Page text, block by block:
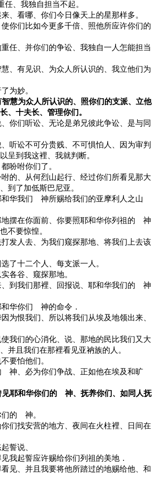
、我独自担当不起。
、看哪、你们今日像天上的星那样多。
你们比如今更多千倍、照他所应许你们的
任、并你们的争讼、我独自一人怎能担当
、有见识、为众人所认识的、我立他们为
为妙。
慧为众人所认识的、照你们的支派、立他
、十夫长、管理你们。
你们听讼、无论是弟兄彼此争讼、是与同
听讼不可分贵贱、不可惧怕人、因为审判
到我这裡、我就判断。
吩咐你们了。
的、从何烈山起行、经过你们所看见那大
到了加低斯巴尼亚。
华我们 神所赐给我们的亚摩利人之山
摆在你面前、你要照耶和华你列祖的 神
不要惊惶。
发人去、为我们窥探那地、将我们上去该
了十二个人、每支派一人。
各谷、窥探那地。
到我们那裡、回报说、耶和华我们的 神
和华你们 神的命令．
为恨我们、所以将我们从埃及地领出来、
我们的心消化、说、那地的民比我们又大
并且我们在那裡看见亚衲族的人。
要怕他们。
神、必为你们争战、正如他在埃及和旷
见耶和华你们的 神、抚养你们、如同人抚
们的 神。
们找安营的地方、夜间在火柱裡、日间在
誓说、
我起誓应许赐给你们列祖的美地．
见、并且我要将他所踏过的地赐给他、和